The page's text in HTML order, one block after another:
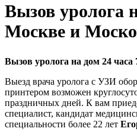
Вызов уролога
Москве и
Вызов уролога на дом 24 часа
Выезд врача уролога с УЗИ
принтером возможен
праздничных дней. К вам
специалист, кандидат
специальности более 22 лет